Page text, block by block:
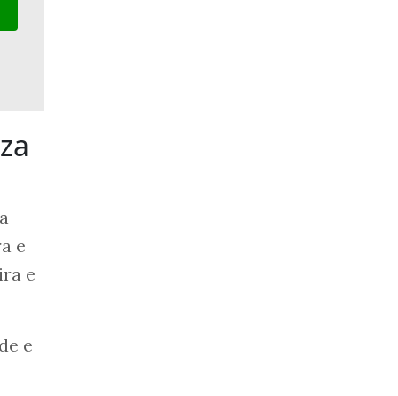
e
e
e